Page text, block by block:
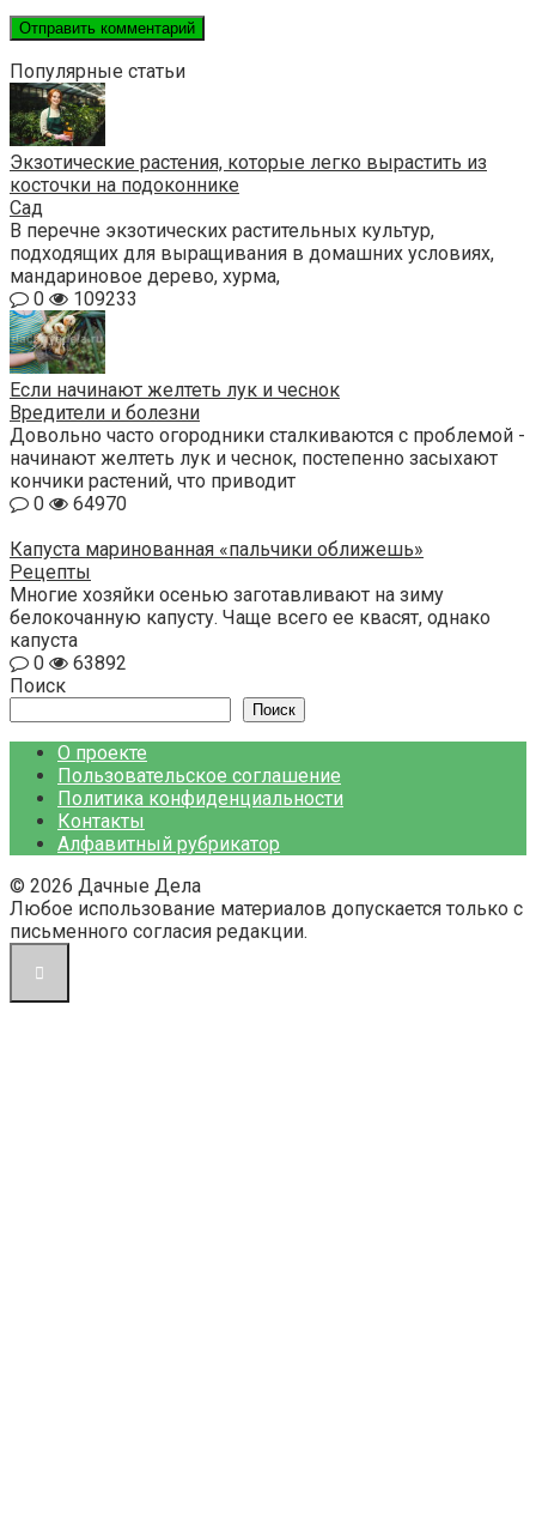
Популярные статьи
Экзотические растения, которые легко вырастить из
косточки на подоконнике
Сад
В перечне экзотических растительных культур,
подходящих для выращивания в домашних условиях,
мандариновое дерево, хурма,
0
109233
Если начинают желтеть лук и чеснок
Вредители и болезни
Довольно часто огородники сталкиваются с проблемой -
начинают желтеть лук и чеснок, постепенно засыхают
кончики растений, что приводит
0
64970
Капуста маринованная «пальчики оближешь»
Рецепты
Многие хозяйки осенью заготавливают на зиму
белокочанную капусту. Чаще всего ее квасят, однако
капуста
0
63892
Поиск
Поиск
О проекте
Пользовательское соглашение
Политика конфиденциальности
Контакты
Алфавитный рубрикатор
© 2026 Дачные Дела
Любое использование материалов допускается только с
письменного согласия редакции.